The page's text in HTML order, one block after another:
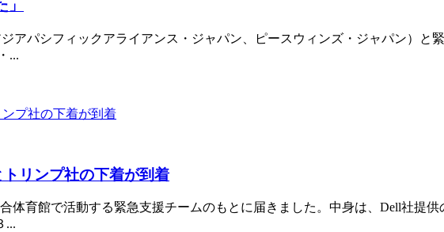
アパシフィックアライアンス・ジャパン、ピースウィンズ・ジャパン）
...
トリンプ社の下着が到着
体育館で活動する緊急支援チームのもとに届きました。中身は、Dell社提
...